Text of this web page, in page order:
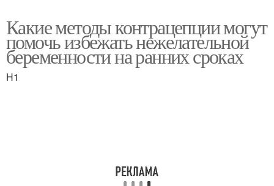
Какие методы контрацепции могут
помочь избежать нежелательной
беременности на ранних сроках
H1